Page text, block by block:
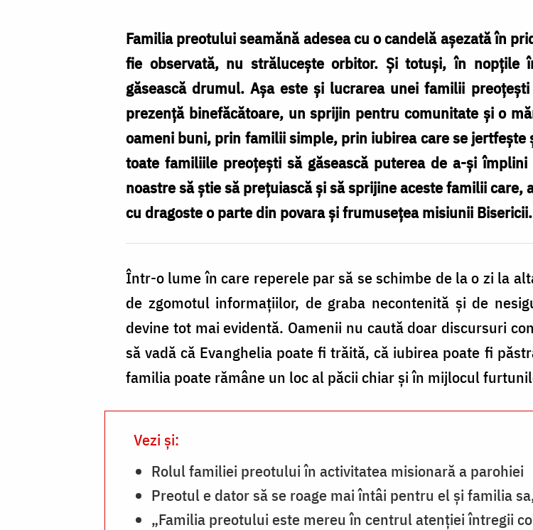
Familia preotului seamănă adesea cu o candelă așezată în
fie observată, nu strălucește orbitor. Și totuși, în nopțile
găsească drumul. Așa este și lucrarea unei familii
prezență binefăcătoare, un sprijin pentru comunitate și o
oameni buni, prin familii simple, prin iubirea care se
toate familiile preoțești să găsească puterea de a-și
noastre să știe să prețuiască și să sprijine aceste familii
cu dragoste o parte din povara și frumusețea misiunii Bisericii.
Într-o lume în care reperele par să se schimbe de la o zi la
de zgomotul informațiilor, de graba necontenită și de
devine tot mai evidentă. Oamenii nu caută doar discursuri
să vadă că Evanghelia poate fi trăită, că iubirea poate fi
familia poate rămâne un loc al păcii chiar și în mijlocul
Vezi și:
Rolul familiei preotului în activitatea misionară a parohiei
Preotul e dator să se roage mai întâi pentru el și familia
„Familia preotului este mereu în centrul atenţiei întregii